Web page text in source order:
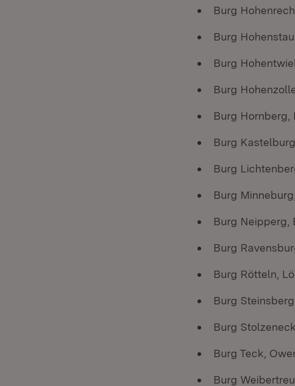
Burg
Burg
Burg
Burg
Burg Hornberg,
Burg
Burg
Burg
Burg Neipperg,
Burg
Burg Rötteln,
Burg
Burg
Burg Teck,
Burg